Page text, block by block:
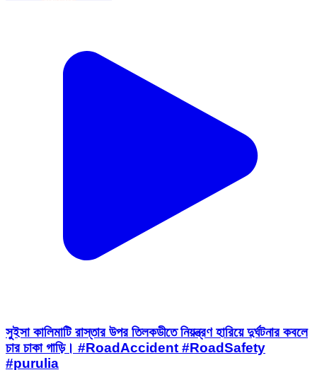
সুইসা কালিমাটি রাস্তার উপর তিলকডীতে নিয়ন্ত্রণ হারিয়ে দুর্ঘটনার কবলে
চার চাকা গাড়ি। #RoadAccident #RoadSafety
#purulia